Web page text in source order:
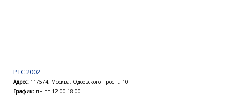
РТС 2002
Адрес: 117574, Москва, Одоевского просп., 10
График: пн-пт 12:00-18:00